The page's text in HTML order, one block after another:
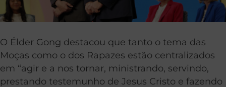
O Élder Gong destacou que tanto o tema das
Moças como o dos Rapazes estão centralizados
em “agir e a nos tornar, ministrando, servindo,
prestando testemunho de Jesus Cristo e fazendo